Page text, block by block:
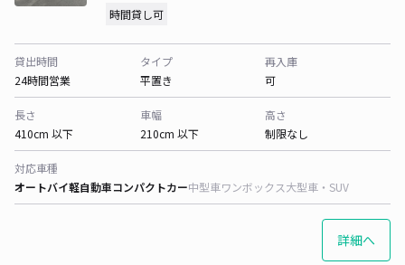
時間貸し可
貸出時間
24時間営業
タイプ
平置き
再入庫
可
長さ
410cm 以下
車幅
210cm 以下
高さ
制限なし
対応車種
オートバイ軽自動車コンパクトカー中型車ワンボックス大型車・SUV
詳細へ